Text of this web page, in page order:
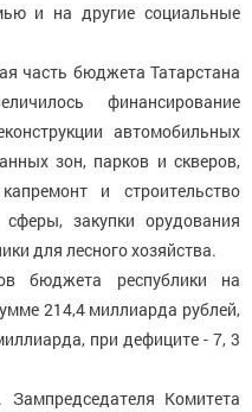
и на другие социальные
часть бюджета Татарстана
финансирование
автомобильных
зон, парков и скверов,
и строительство
сферы, закупки орудования
для лесного хозяйства.
бюджета республики на
214,4 миллиарда рублей,
при дефиците - 7, 3
Комитета